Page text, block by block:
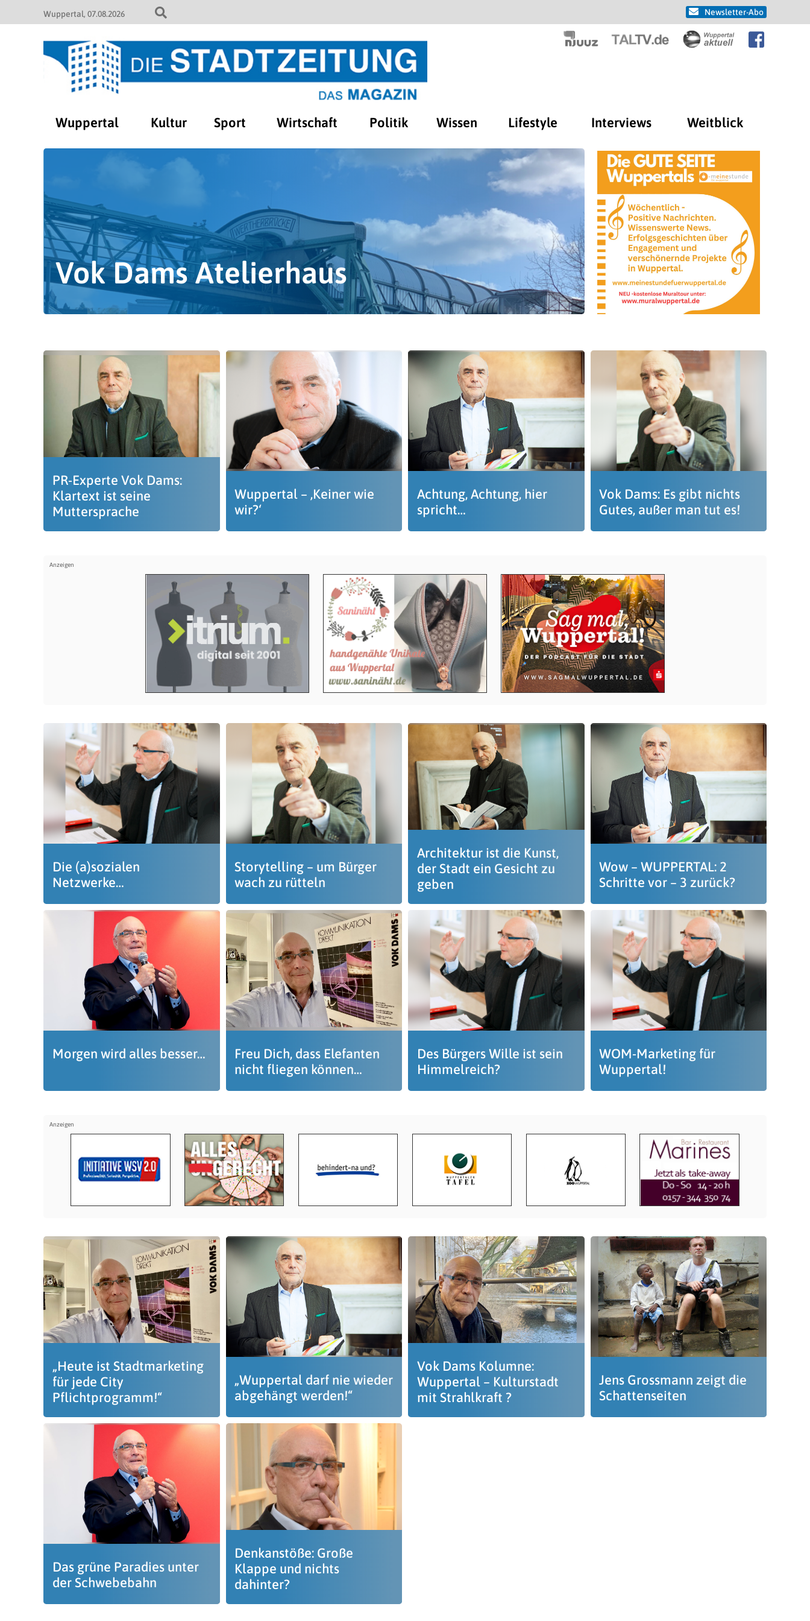
Wuppertal 07.08.2026 Newsletter-Abo
Wuppertal Kultur Sport Wirtschaft Politik Wissen Lifestyle Interviews Weitblick
Vok Dams Atelierhaus
PR-Experte Vok Dams:
Klartext ist seine
Muttersprache
Wuppertal – ‚Keiner wie
wir?‘
Achtung, Achtung, hier
spricht…
Vok Dams: Es gibt nichts
Gutes, außer man tut es!
Die (a)sozialen
Netzwerke…
Storytelling – um Bürger
wach zu rütteln
Architektur ist die Kunst,
der Stadt ein Gesicht zu
geben
Wow – WUPPERTAL: 2
Schritte vor – 3 zurück?
Morgen wird alles besser…
Freu Dich, dass Elefanten
nicht fliegen können…
Des Bürgers Wille ist sein
Himmelreich?
WOM-Marketing für
Wuppertal!
„Heute ist Stadtmarketing
für jede City
Pflichtprogramm!“
„Wuppertal darf nie wieder
abgehängt werden!“
Vok Dams Kolumne:
Wuppertal – Kulturstadt
mit Strahlkraft ?
Jens Grossmann zeigt die
Schattenseiten
Das grüne Paradies unter
der Schwebebahn
Denkanstöße: Große
Klappe und nichts
dahinter?